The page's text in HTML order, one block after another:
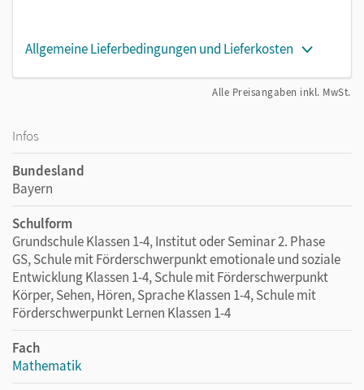
Allgemeine Lieferbedingungen und Lieferkosten
Alle Preisangaben inkl. MwSt.
Infos
Bundesland
Bayern
Schulform
Grundschule Klassen 1-4, Institut oder Seminar 2. Phase
GS, Schule mit Förderschwerpunkt emotionale und soziale
Entwicklung Klassen 1-4, Schule mit Förderschwerpunkt
Körper, Sehen, Hören, Sprache Klassen 1-4, Schule mit
Förderschwerpunkt Lernen Klassen 1-4
Fach
Mathematik